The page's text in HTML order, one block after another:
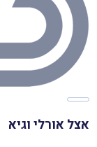
אצל אורלי וגיא